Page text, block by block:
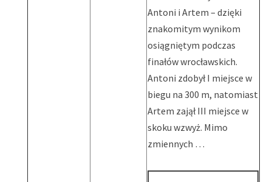
Antoni i Artem – dzięki
znakomitym wynikom
osiągniętym podczas
finałów wrocławskich.
Antoni zdobył I miejsce w
biegu na 300 m, natomiast
Artem zajął III miejsce w
skoku wzwyż. Mimo
zmiennych …